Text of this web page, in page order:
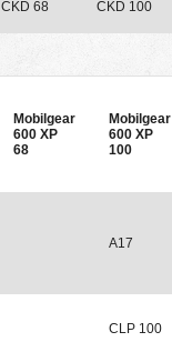
CKD 68 CKD 100
Mobilgear
600 XP
68
Mobilgear
600 XP
100
A17
CLP 100